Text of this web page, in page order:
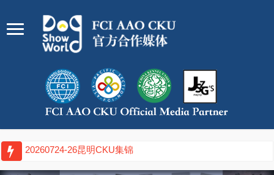
20260717-19武汉CKU集锦